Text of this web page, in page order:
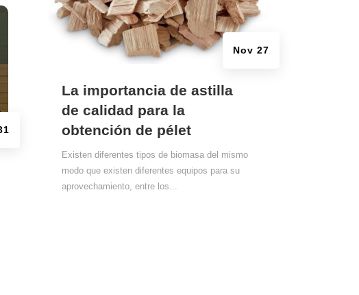
La importancia de astilla
de calidad para la
obtención de pélet
Nov 27
Existen diferentes tipos de biomasa del mismo
modo que existen diferentes equipos para su
aprovechamiento, entre los...